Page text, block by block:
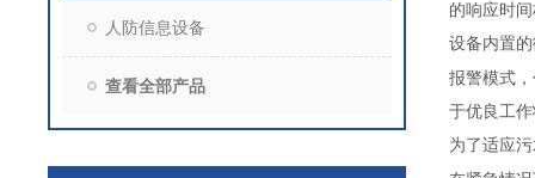
人防信息设备
查看全部产品
的响应时
设备内置
报警模式
于优良工
为了适应